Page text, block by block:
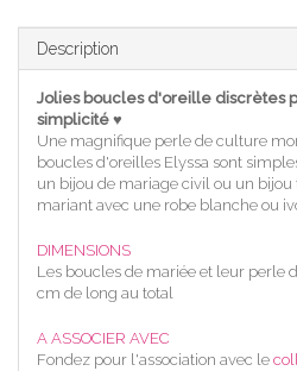
Description
Jolies boucles d'oreille discrètes
simplicité ♥
Une magnifique perle de culture
boucles d'oreilles Elyssa sont
un bijou de mariage civil ou un bijou
mariant avec une robe blanche ou
DIMENSIONS
Les boucles de mariée et leur perle
cm de long au total
A ASSOCIER AVEC
Fondez pour l'association avec le